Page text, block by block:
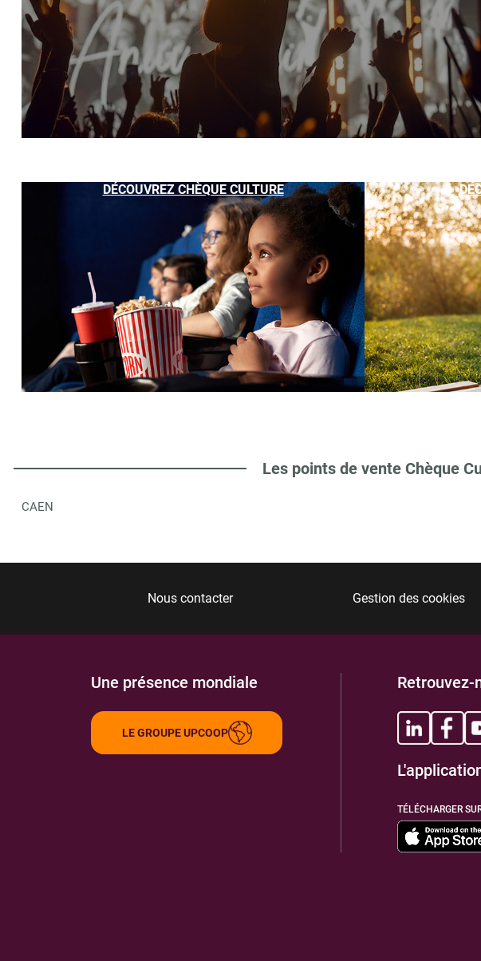
DÉCOUVREZ CHÈQUE CULTURE
Les points de vente Chèque
CAEN
Nous contacter Gestion des cookies
Une présence mondiale
LE GROUPE UPCOOP
Retrouvez-
TÉLÉCHARGER